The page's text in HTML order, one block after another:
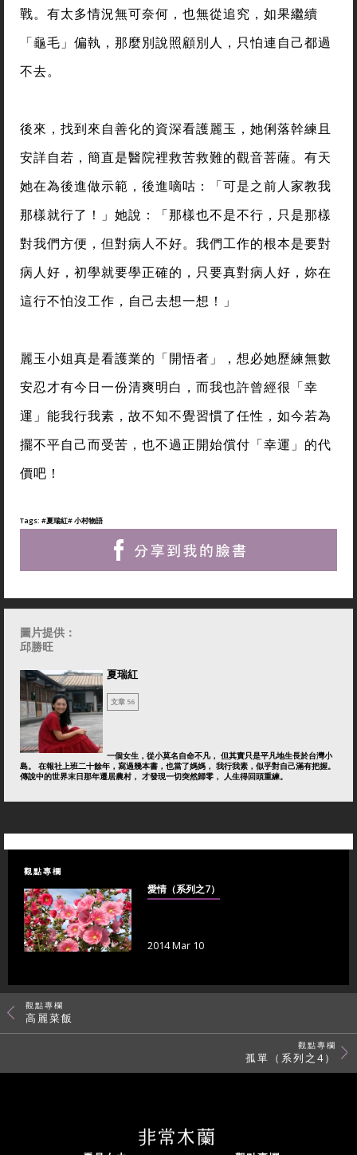
戰。有太多情況無可奈何，也無從追究，如果繼續
「龜毛」偏執，那麼別說照顧別人，只怕連自己都過
不去。
後來，找到來自善化的資深看護麗玉，她俐落幹練且
安詳自若，簡直是醫院裡救苦救難的觀音菩薩。有天
她在為後進做示範，後進嘀咕：「可是之前人家教我
那樣就行了！」她說：「那樣也不是不行，只是那樣
對我們方便，但對病人不好。我們工作的根本是要對
病人好，初學就要學正確的，只要真對病人好，妳在
這行不怕沒工作，自己去想一想！」
麗玉小姐真是看護業的「開悟者」，想必她歷練無數
安忍才有今日一份清爽明白，而我也許曾經很「幸
運」能我行我素，故不知不覺習慣了任性，如今若為
擺不平自己而受苦，也不過正開始償付「幸運」的代
價吧！
Tags: #夏瑞紅# 小村物語
圖片提供：
邱勝旺
夏瑞紅
文章 56
一個女生，從小莫名自命不凡， 但其實只是平凡地生長於台灣小
島。 在報社上班二十餘年，寫過幾本書，也當了媽媽， 我行我素，似乎對自己滿有把握。
傳說中的世界末日那年遷居農村， 才發現一切突然歸零， 人生得回頭重練。
觀點專欄
愛情（系列之7）
2014 Mar 10
觀點專欄
高麗菜飯
觀點專欄
孤單（系列之4）